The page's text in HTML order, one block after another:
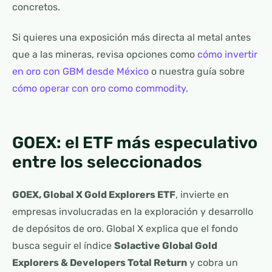
concretos.
Si quieres una exposición más directa al metal antes
que a las mineras, revisa opciones como cómo invertir
en oro con GBM desde México o nuestra guía sobre
cómo operar con oro como commodity.
GOEX: el ETF más especulativo
entre los seleccionados
GOEX, Global X Gold Explorers ETF, invierte en
empresas involucradas en la exploración y desarrollo
de depósitos de oro. Global X explica que el fondo
busca seguir el índice Solactive Global Gold
Explorers & Developers Total Return y cobra un